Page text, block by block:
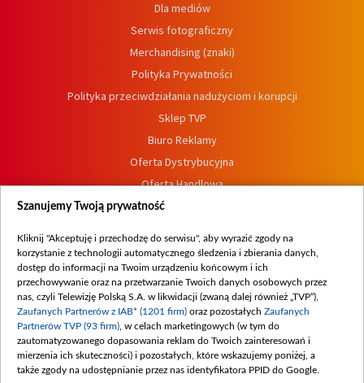
Dla mediów
Serwis fotograficzny
Merchandising (znaki)
Polityka Prywatności
Polityka przeciwdziałania nadużyciom i korupcji
Sklep TVP
Biuro Reklamy
Oferta Dystrybucyjna
Oferta Handlowa
Dostępność
Procedura zgłoszeń wewnętrznych
Szanujemy Twoją prywatność
Kliknij "Akceptuję i przechodzę do serwisu", aby wyrazić zgody na
korzystanie z technologii automatycznego śledzenia i zbierania danych,
dostęp do informacji na Twoim urządzeniu końcowym i ich
przechowywanie oraz na przetwarzanie Twoich danych osobowych przez
nas, czyli Telewizję Polską S.A. w likwidacji (zwaną dalej również „TVP”),
Zaufanych Partnerów z IAB* (1201 firm) oraz pozostałych Zaufanych
Partnerów TVP (93 firm) , w celach marketingowych (w tym do
zautomatyzowanego dopasowania reklam do Twoich zainteresowań i
mierzenia ich skuteczności) i pozostałych, które wskazujemy poniżej, a
także zgody na udostępnianie przez nas identyfikatora PPID do Google.